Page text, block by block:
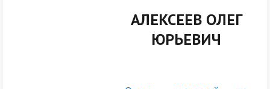
АЛЕКСЕЕВ ОЛЕГ
ЮРЬЕВИЧ